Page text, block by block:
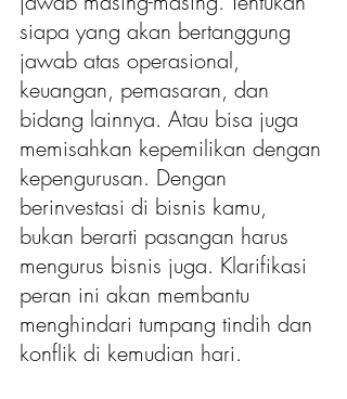
siapa yang akan bertanggung
jawab atas operasional,
keuangan, pemasaran, dan
bidang lainnya. Atau bisa juga
memisahkan kepemilikan dengan
kepengurusan. Dengan
berinvestasi di bisnis kamu,
bukan berarti pasangan harus
mengurus bisnis juga. Klarifikasi
peran ini akan membantu
menghindari tumpang tindih dan
konflik di kemudian hari.